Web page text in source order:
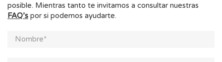
posible. Mientras tanto te invitamos a consultar nuestras
FAQ’s por si podemos ayudarte.